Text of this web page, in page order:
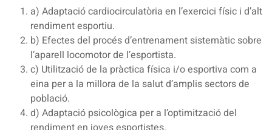
a) Adaptació cardiocirculatòria en l’exercici físic i d’alt
rendiment esportiu.
b) Efectes del procés d’entrenament sistemàtic sobre
l’aparell locomotor de l’esportista.
c) Utilització de la pràctica física i/o esportiva com a
eina per a la millora de la salut d’amplis sectors de
població.
d) Adaptació psicològica per a l’optimització del